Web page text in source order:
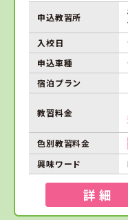
申込教習所
入校日
申込車種
宿泊プラン
教習料金
色別教習料金
興味ワード
詳 細